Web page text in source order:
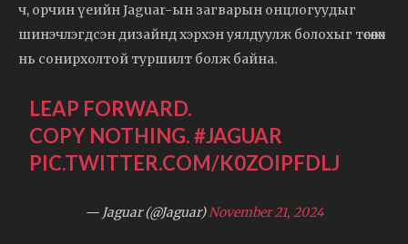
ч, орчин үеийн Jaguar-ын загварын онцлогуудыг
шинэчлэгдсэн дизайнд хэрхэн уялдуулж болохыг төсөөлөх
нь сонирхолтой туршилт болж байна.
LEAP FORWARD.
COPY NOTHING.#JAGUAR
PIC.TWITTER.COM/K0ZOIPFDLJ
— Jaguar (@Jaguar)November 21, 2024